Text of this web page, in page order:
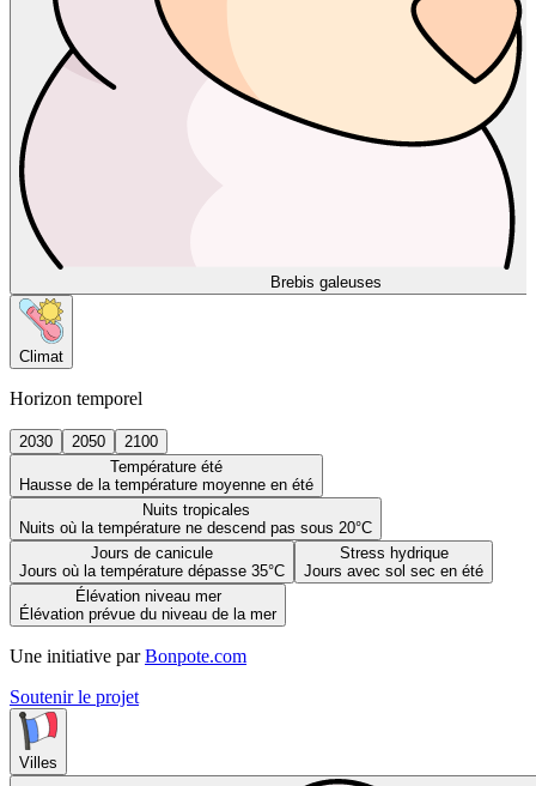
Brebis galeuses
Climat
Horizon temporel
2030 2050
2100
Température été
Hausse de la température moyenne en été
Nuits tropicales
Nuits où la température ne descend pas sous 20°C
Jours de canicule
Jours où la température dépasse 35°C
Stress hydrique
Jours avec sol sec en été
Élévation niveau mer
Élévation prévue du niveau de la mer
Une initiative par Bonpote.com
Soutenir le projet
Villes